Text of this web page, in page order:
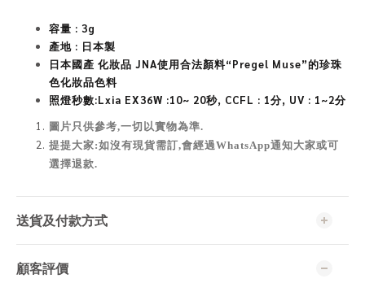
容量 : 3g
產地 : 日本製
日本國產 化妝品 JNA使用合法顏料“Pregel Muse”的珍珠
色化妝品色料
照燈秒數:Lxia EX36W :10~ 20秒, CCFL : 1分, UV : 1~2分
圖片只供參考,一切以實物為準.
提提大家:如沒有現貨需訂,會經過WhatsApp通知大家或可
選擇退款.
送貨及付款方式
顧客評價